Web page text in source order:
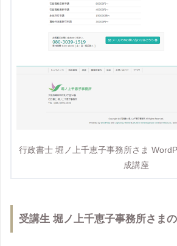
行政書士 堀ノ上千恵子事務所さま
成講座
受講生 堀ノ上千恵子事務所さま